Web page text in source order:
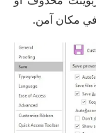
مكان آمن.